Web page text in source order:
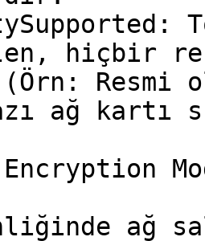
hiçbir
Resmi
ağ kartı
ağ